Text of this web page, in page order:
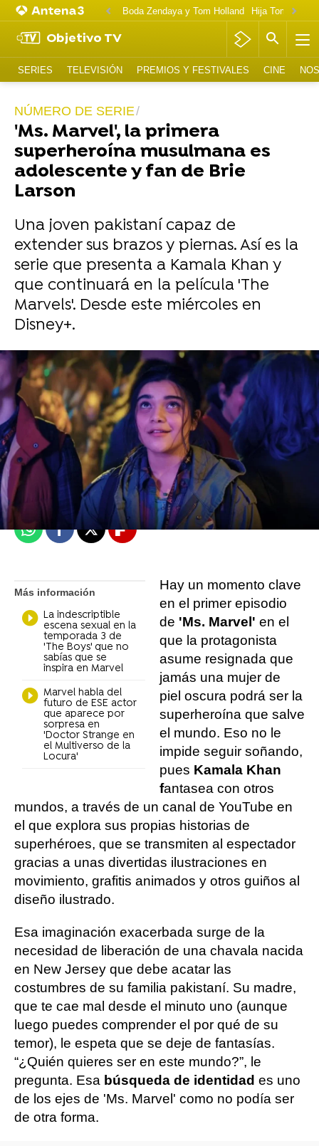
Boda Zendaya y Tom Holland Hija Tom
Objetivo TV
SERIES TELEVISIÓN PREMIOS Y FESTIVALES CINE
NÚMERO DE SERIE
'Ms. Marvel', la primera
superheroína musulmana es
adolescente y fan de Brie
Larson
Una joven pakistaní capaz de
extender sus brazos y piernas. Así es la
serie que presenta a Kamala Khan y
que continuará en la película 'The
Marvels'. Desde este miércoles en
Disney+.
Mariló García
Madrid
Publicado: 07 de junio de 2022, 15:57
WhatsappFacebook
X Flipboard
Más información
La indescriptible
escena sexual en la
temporada 3 de
'The Boys' que no
sabías que se
inspira en Marvel
Marvel habla del
futuro de ESE actor
que aparece por
sorpresa en
'Doctor Strange en
el Multiverso de la
Locura'
Hay un momento clave
en el primer episodio
de 'Ms. Marvel' en el
que la protagonista
asume resignada que
jamás una mujer de
piel oscura podrá ser la
superheroína que salve
el mundo. Eso no le
impide seguir soñando,
pues Kamala Khan
fantasea con otros
mundos, a través de un canal de YouTube en
el que explora sus propias historias de
superhéroes, que se transmiten al espectador
gracias a unas divertidas ilustraciones en
movimiento, grafitis animados y otros guiños al
diseño ilustrado.
Esa imaginación exacerbada surge de la
necesidad de liberación de una chavala nacida
en New Jersey que debe acatar las
costumbres de su familia pakistaní. Su madre,
que te cae mal desde el minuto uno (aunque
luego puedes comprender el por qué de su
temor), le espeta que se deje de fantasías.
“¿Quién quieres ser en este mundo?”, le
pregunta. Esa búsqueda de identidad es uno
de los ejes de 'Ms. Marvel' como no podía ser
de otra forma.